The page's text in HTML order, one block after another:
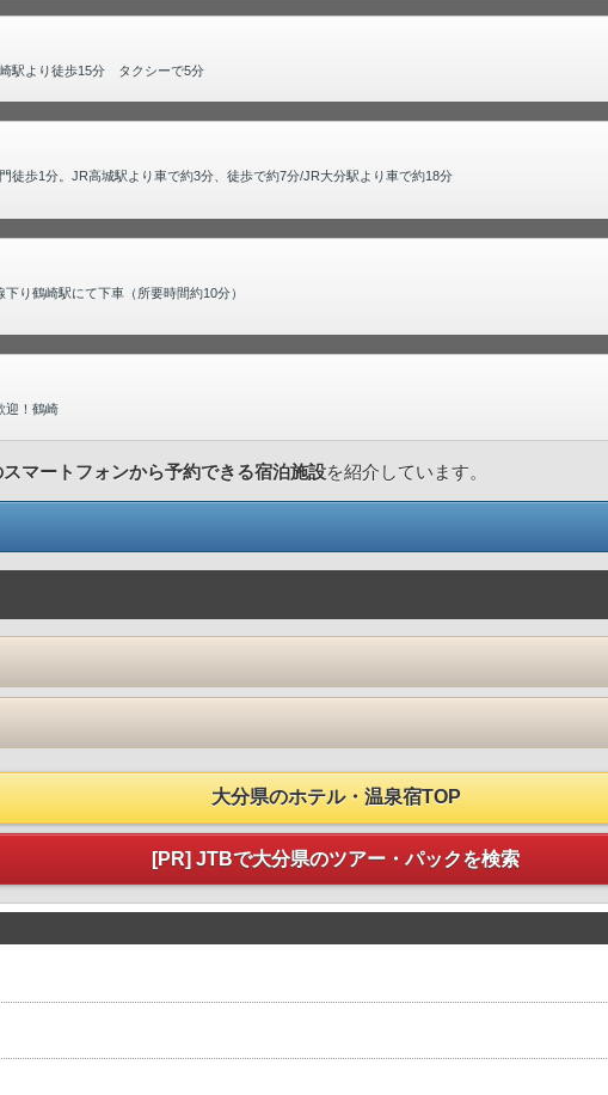
駅より徒歩15分 タクシーで5分
徒歩1分。JR高城駅より車で約3分、徒歩で約7分/JR大分駅より車で約18分
り鶴崎駅にて下車（所要時間約10分）
迎！鶴崎
マートフォンから予約できる宿泊施設を紹介しています。
大分県のホテル・温泉宿TOP
[PR] JTBで大分県のツアー・パックを検索